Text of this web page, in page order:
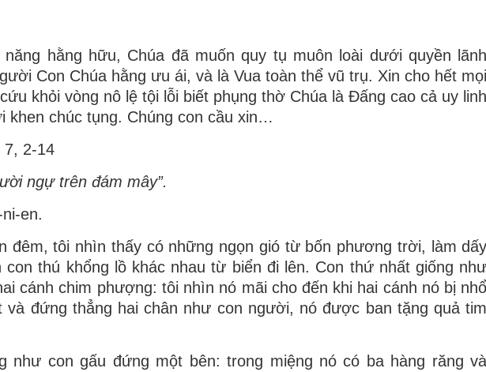
năng hằng hữu, Chúa đã muốn quy tụ muôn loài dưới quyền lãnh
Con Chúa hằng ưu ái, và là Vua toàn thể vũ trụ. Xin cho hết mọi
khỏi vòng nô lệ tội lỗi biết phụng thờ Chúa là Ðấng cao cả uy linh
khen chúc tụng. Chúng con cầu xin…
2-14
ngự trên đám mây”.
en.
đêm, tôi nhìn thấy có những ngọn gió từ bốn phương trời, làm dấy
con thú khổng lồ khác nhau từ biển đi lên. Con thứ nhất giống như
cánh chim phượng: tôi nhìn nó mãi cho đến khi hai cánh nó bị nhổ
và đứng thẳng hai chân như con người, nó được ban tặng quả tim
như con gấu đứng một bên: trong miệng nó có ba hàng răng và